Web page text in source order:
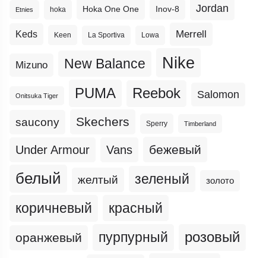
Etnies hoka Hoka One One Inov-8 Jordan
Keds Keen La Sportiva Lowa Merrell
Mizuno New Balance Nike
Onitsuka Tiger PUMA Reebok Salomon
saucony Skechers Sperry Timberland
Under Armour Vans бежевый
белый желтый зеленый золото
коричневый красный
оранжевый пурпурный розовый